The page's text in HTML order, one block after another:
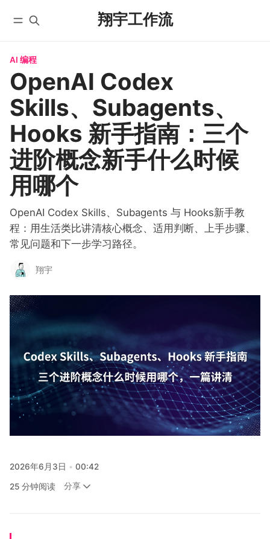
翔宇工作流
首页
自动化工作流
实战教程
入门教程
AI 编程
课程
国内版 FlowUS
国际版 BMC
关于
全部文章
YouTube
微信公众号
X/Twitter
学员实践
AI 编程
OpenAI Codex
Skills、Subagents、
Hooks 新手指南：三个
进阶概念新手什么时候
用哪个
OpenAI Codex Skills、Subagents 与 Hooks新手教
程：用生活类比讲清核心概念、适用判断、上手步骤、
常见问题和下一步学习路径。
翔宇
2026年6月3日 00:42
25 分钟阅读 分享